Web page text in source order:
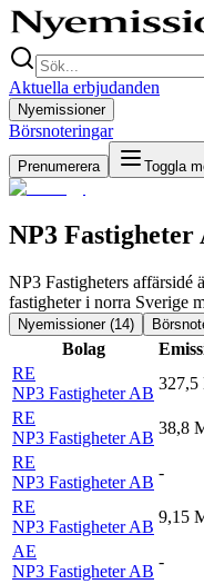
Aktuella erbjudanden
Nyemissioner
Börsnoteringar
Prenumerera Toggla
NP3 Fastigheter
NP3 Fastigheters affärsidé
fastigheter i norra Sverige
Nyemissioner (14)
Bolag
RE
NP3 Fastigheter AB
327,5
RE
NP3 Fastigheter AB
38,8
RE
NP3 Fastigheter AB
-
RE
NP3 Fastigheter AB
9,15
AE
NP3 Fastigheter AB
-